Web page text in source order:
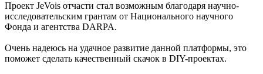
Проект JeVois отчасти стал возможным благодаря научно-
исследовательским грантам от Национального научного
Фонда и агентства DARPA.
Очень надеюсь на удачное развитие данной платформы, это
поможет сделать качественный скачок в DIY-проектах.